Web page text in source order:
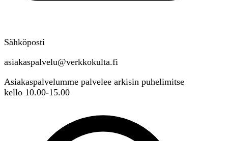
Sähköposti
asiakaspalvelu@verkkokulta.fi
Asiakaspalvelumme palvelee arkisin puhelimitse
kello 10.00-15.00